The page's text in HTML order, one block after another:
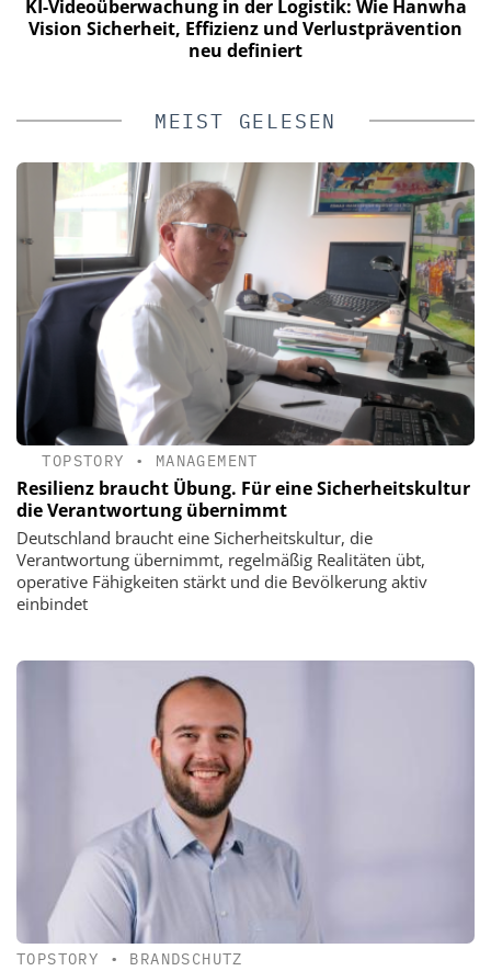
KI-Videoüberwachung in der Logistik: Wie Hanwha
Vision Sicherheit, Effizienz und Verlustprävention
neu definiert
MEIST GELESEN
TOPSTORY • MANAGEMENT
Resilienz braucht Übung. Für eine Sicherheitskultur
die Verantwortung übernimmt
Deutschland braucht eine Sicherheitskultur, die
Verantwortung übernimmt, regelmäßig Realitäten übt,
operative Fähigkeiten stärkt und die Bevölkerung aktiv
einbindet
TOPSTORY • BRANDSCHUTZ